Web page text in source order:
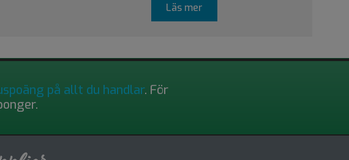
Läs mer
på allt du handlar. För